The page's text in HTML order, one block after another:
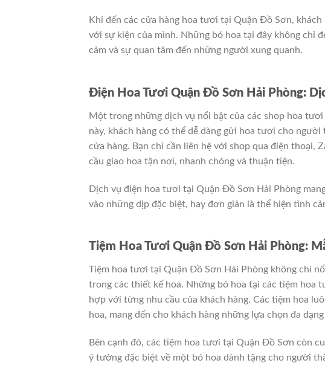
Khi đến các cửa hàng hoa tươi tại Quận Đồ Sơn,
với sự kiện của mình. Những bó hoa tại đây không chỉ
cảm và sự quan tâm đến những người xung quanh.
Điện Hoa Tươi Quận Đồ Sơn Hải Phòng:
Một trong những dịch vụ nổi bật của các shop hoa
này, khách hàng có thể dễ dàng gửi hoa tươi cho
cửa hàng. Bạn chỉ cần liên hệ với shop qua điện thoại,
cầu giao hoa tận nơi, nhanh chóng và thuận tiện.
Dịch vụ điện hoa tươi tại Quận Đồ Sơn Hải Phòng
vào những dịp đặc biệt, hay đơn giản là thể hiện tình
Tiệm Hoa Tươi Quận Đồ Sơn Hải Phòng:
Tiệm hoa tươi tại Quận Đồ Sơn Hải Phòng không chỉ
trong các thiết kế hoa. Những bó hoa tại các tiệm hoa
hợp với từng nhu cầu của khách hàng. Các tiệm hoa
hoa, mang đến cho khách hàng những lựa chọn đa
Bên cạnh đó, các tiệm hoa tươi tại Quận Đồ Sơn còn
ý tưởng đặc biệt về một bó hoa dành tặng cho người